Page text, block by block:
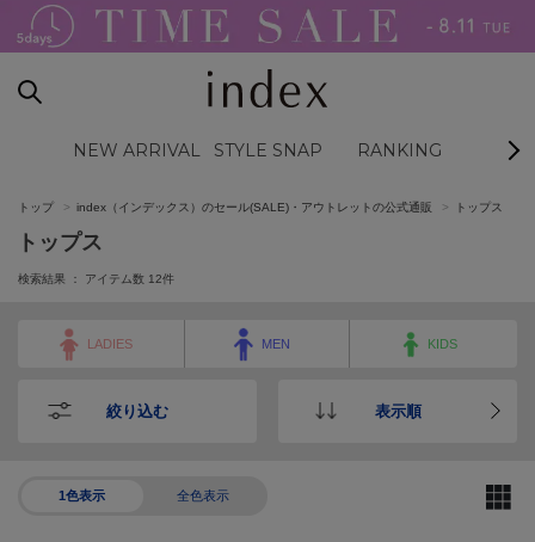
NEW ARRIVAL STYLE SNAP RANKING
トップ index（インデックス）のセール(SALE)・アウトレットの公式通販 トップス
トップス
検索結果 ： アイテム数 12件
LADIES MEN KIDS
絞り込む 表示順
1色表示 全色表示